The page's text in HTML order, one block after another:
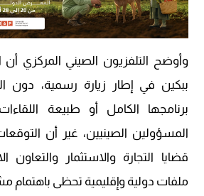
وأوضح التلفزيون الصيني المركزي أن
ببكين في إطار زيارة رسمية،
برنامجها الكامل أو طبيعة
المسؤولين الصينيين، غير أن
قضايا التجارة والاستثمار والتعاون
ملفات دولية وإقليمية تحظى باهتمام